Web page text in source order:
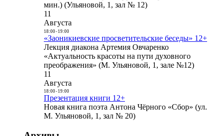
мин.) (Ульяновой, 1, зал № 12)
11
Августа
18:00- 19:00
«Заоникиевские просветительские беседы» 12+
Лекция диакона Артемия Овчаренко
«Актуальность красоты на пути духовного
преображения» (М. Ульяновой, 1, зале №12)
11
Августа
18:00- 19:00
Презентация книги 12+
Новая книга поэта Антона Чёрного «Сбор» (ул.
М. Ульяновой, 1, зал № 20)